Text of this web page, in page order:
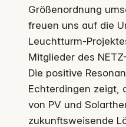
Größenordnung
freuen uns auf die
Leuchtturm-
Mitglieder des NETZ-
Die positive
Echterdingen zeigt,
von PV und
zukunftsweisende